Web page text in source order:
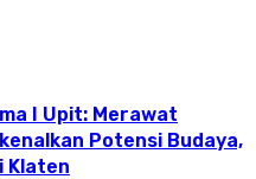
I Upit: Merawat
Potensi Budaya,
Klaten